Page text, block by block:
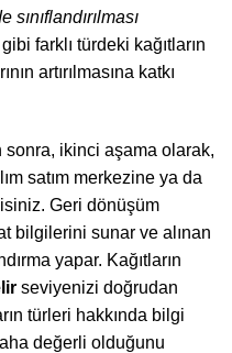
farklı türdeki kağıtların
artırılmasına katkı
sonra, ikinci aşama olarak,
satım merkezine ya da
Geri dönüşüm
bilgilerini sunar ve alınan
yapar. Kağıtların
seviyenizi doğrudan
türleri hakkında bilgi
değerli olduğunu